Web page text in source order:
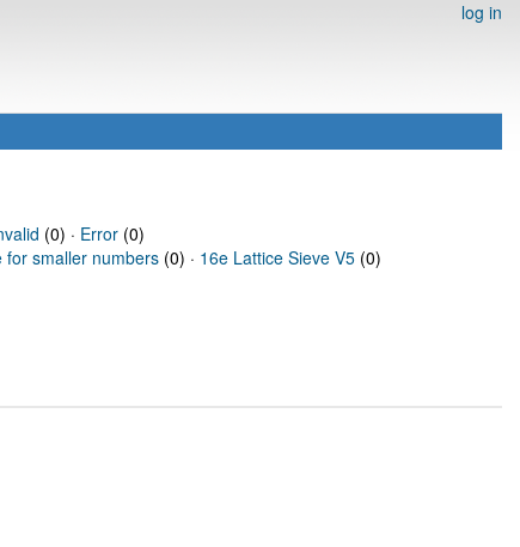
log in
(0) · Error(0)
for smaller numbers (0) · 16e Lattice Sieve V5 (0)